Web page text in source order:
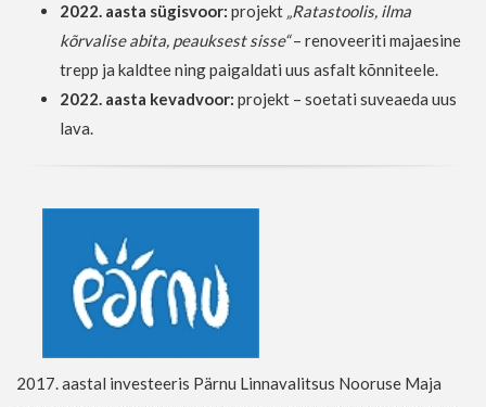
2022. aasta sügisvoor: projekt „Ratastoolis, ilma
kõrvalise abita, peauksest sisse“– renoveeriti majaesine
trepp ja kaldtee ning paigaldati uus asfalt kõnniteele.
2022. aasta kevadvoor: projekt – soetati suveaeda uus
lava.
2017. aastal investeeris Pärnu Linnavalitsus Nooruse Maja